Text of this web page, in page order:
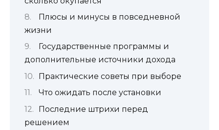
Плюсы и минусы в повседневной
жизни
Государственные программы и
дополнительные источники дохода
Практические советы при выборе
Что ожидать после установки
Последние штрихи перед
решением